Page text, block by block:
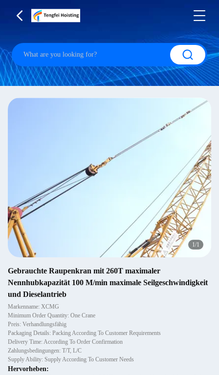
1/1
Gebrauchte Raupenkran mit 260T maximaler
Nennhubkapazität 100 M/min maximale Seilgeschwindigkeit
und Dieselantrieb
Markenname: XCMG
Minimum Order Quantity: One Crane
Preis: Verhandlungsfähig
Packaging Details: Packing According To Customer Requirements
Delivery Time: According To Order Confirmation
Zahlungsbedingungen: T/T, L/C
Supply Ability: Supply According To Customer Needs
Hervorheben: